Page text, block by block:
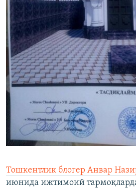
Тошкентлик блогер Анвар
июнида ижтимоий